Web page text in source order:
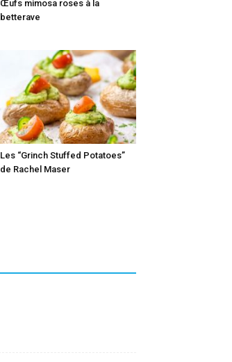
Œufs mimosa roses à la
betterave
Les “Grinch Stuffed Potatoes”
de Rachel Maser